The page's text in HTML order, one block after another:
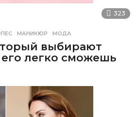
323
,МАНИКЮР ,МОДА
выбирают
легко сможешь